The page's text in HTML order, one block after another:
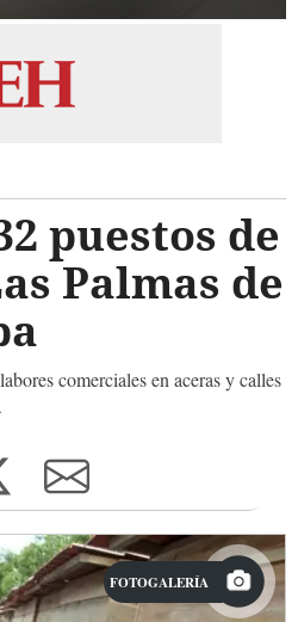
puestos de
Palmas de
comerciales en aceras y calles
FOTOGALERÍA